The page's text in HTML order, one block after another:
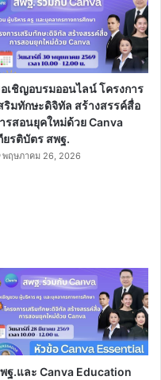
เชิญอบรมออนไลน์ โครงการ
ริมทักษะดิจิทัล สร้างสรรค์สื่อ
รสอนยุคใหม่ด้วย Canva
ยรติบัตร สพฐ.
พฤษภาคม 26, 2026
ฐ.และ Canva Education